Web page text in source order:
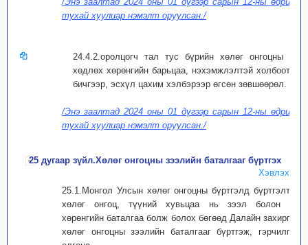
тухай хуулиар нэмэлт оруулсан./
24.4.2.оролцогч тал тус бүрийн хөлөг онгоцны үл
хөдлөх хөрөнгийн барьцаа, нэхэмжлэлтэй холбоотой
бичгээр, эсхүл цахим хэлбэрээр өгсөн зөвшөөрөл.
/Энэ заалтад 2024 оны 01 дүгээр сарын 12-ны өдрийн
тухай хуулиар нэмэлт оруулсан./
25 дугаар зүйл.Хөлөг онгоцны зээлийн баталгааг бүртгэх
Хэвлэх
25.1.Монгол Улсын хөлөг онгоцны бүртгэлд бүртгэлтэй
хөлөг онгоц, түүний хувьцаа нь зээл болон эд
хөрөнгийн баталгаа болж болох бөгөөд Далайн захиргаа
хөлөг онгоцны зээлийн баталгааг бүртгэж, гэрчилгээ